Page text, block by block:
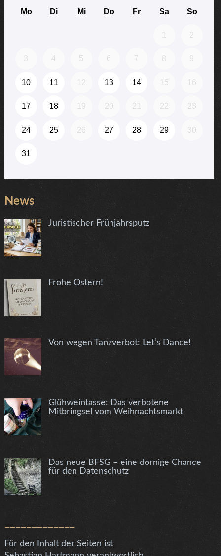
News
Juristischer Frühjahrsputz
Frohe Ostern!
Von wegen Tanzverbot: Let‘s Dance!
Glühweintasse: Das verbotene
Mitbringsel vom Weihnachtsmarkt
Das neue BFSG – eine dornige Chance
für den Datenschutz
Für den Inhalt der Seiten ist